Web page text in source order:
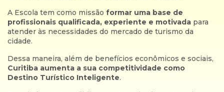
A Escola tem como missão formar uma base de
profissionais qualificada, experiente e motivada para
atender às necessidades do mercado de turismo da
cidade.
Dessa maneira, além de benefícios econômicos e sociais,
Curitiba aumenta a sua competitividade como
Destino Turístico Inteligente.